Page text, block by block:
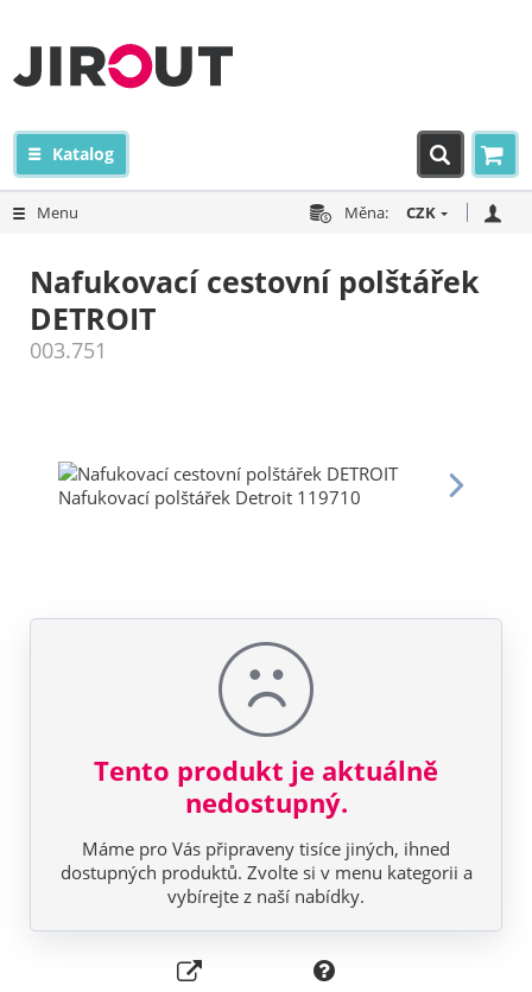
Katalog
Menu Měna: CZK
Nafukovací cestovní polštářek
DETROIT
003.751
Tento produkt je aktuálně
nedostupný.
Máme pro Vás připraveny tisíce jiných, ihned
dostupných produktů. Zvolte si v menu kategorii a
vybírejte z naší nabídky.